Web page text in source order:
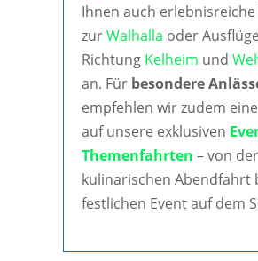
Ihnen auch
zurWalhalla oder
Richtung Kelheim und
an. Für besondere
empfehlen wir zudem
auf unsere exklusiven
Themenfahrten – von der
kulinarischen Abendfahrt
festlichen Event auf dem